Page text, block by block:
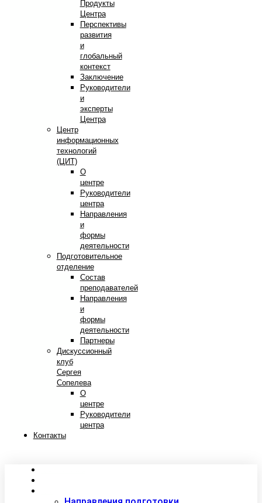
Продукты
Центра
Перспективы
развития
и
глобальный
контекст
Заключение
Руководители
и
эксперты
Центра
Центр
информационных
технологий
(ЦИТ)
О
центре
Руководители
центра
Направления
и
формы
деятельности
Подготовительное
отделение
Состав
преподавателей
Направления
и
формы
деятельности
Партнеры
Дискуссионный
клуб
Сергея
Сопелева
О
центре
Руководители
центра
Контакты